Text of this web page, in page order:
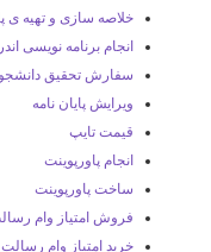
خلاصه سازی و تهیه ی
انجام برنامه نویسی
سفارش تحقیق
ویرایش پایان نامه
قیمت تایپ
انجام پاورپوینت
ساخت پاورپوینت
فروش امتیاز وام
خرید امتیاز وام رسالت